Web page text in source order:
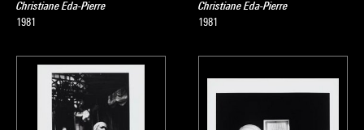
Christiane Eda-Pierre
1981
Christiane Eda-Pierre
1981